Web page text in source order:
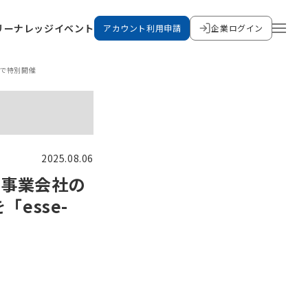
ーナレッジイベント アカウント利用申請 企業ログイン
特別開催
2025.08.06
業会社の
「esse-